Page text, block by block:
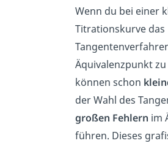
Wenn du bei einer
Titrationskurve das
Äquivalenzpunkt
können schon
der Wahl des
großen Fehlern im
führen. Dieses